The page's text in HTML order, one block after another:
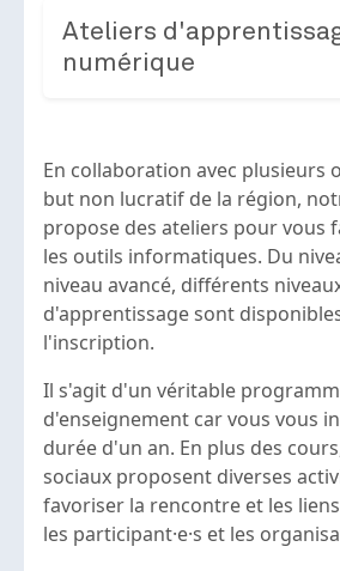
Ateliers
numérique
En collaboration avec plusieurs
but non lucratif de la région,
propose des ateliers pour vous
les outils informatiques. Du
niveau avancé, différents
d'apprentissage sont
l'inscription.
Il s'agit d'un véritable
d'enseignement car vous vous
durée d'un an. En plus des
sociaux proposent diverses
favoriser la rencontre et les
les participant·e·s et les